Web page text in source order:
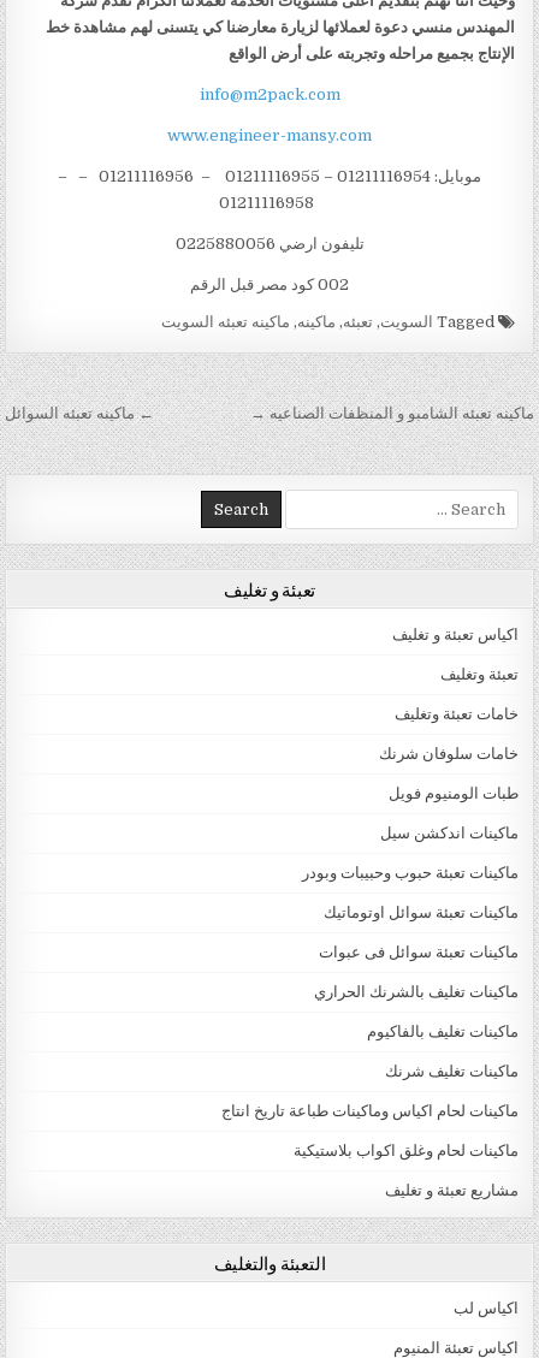
المهندس منسي دعوة لعملائها لزيارة معارضنا كي يتسنى لهم مشاهدة خط
الإنتاج بجميع مراحله وتجربته على أرض الواقع
info@m2pack.com
www.engineer-mansy.com
موبايل: 01211116954 – 01211116955 – 01211116956 – –
تليفون ارضي 0225880056
002 كود مصر قبل الرقم
Tagged السويت,تعبئه, ماكينه, ماكينه تعبئه السويت
تصفّح المقالات ← ماكينه تعبئه السوائل ماكينه تعبئه الشامبو و المنظفات الصناعيه →
Search for:
تعبئة و تغليف
اكياس تعبئة و تغليف
تعبئة وتغليف
خامات تعبئة وتغليف
خامات سلوفان شرنك
طبات الومنيوم فويل
ماكينات اندكشن سيل
ماكينات تعبئة حبوب وحبيبات وبودر
ماكينات تعبئة سوائل اوتوماتيك
ماكينات تعبئة سوائل فى عبوات
ماكينات تغليف بالشرنك الحراري
ماكينات تغليف بالفاكيوم
ماكينات تغليف شرنك
ماكينات لحام اكياس وماكينات طباعة تاريخ انتاج
ماكينات لحام وغلق اكواب بلاستيكية
مشاريع تعبئة و تغليف
التعبئة والتغليف
اكياس لب
اكياس تعبئة المنيوم